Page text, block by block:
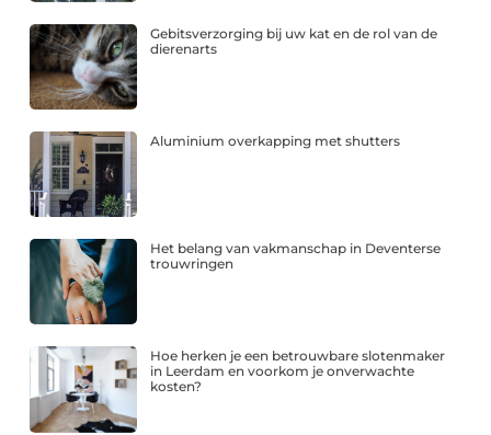
Gebitsverzorging bij uw kat en de rol van de
dierenarts
Aluminium overkapping met shutters
Het belang van vakmanschap in Deventerse
trouwringen
Hoe herken je een betrouwbare slotenmaker
in Leerdam en voorkom je onverwachte
kosten?